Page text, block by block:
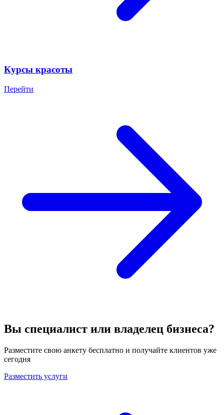
Курсы красоты
Перейти
Вы специалист или владелец бизнеса?
Разместите свою анкету бесплатно и получайте клиентов уже
сегодня
Разместить услуги